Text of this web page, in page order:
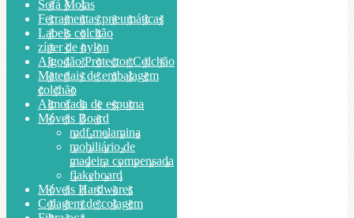
Sofá Molas
Ferramentas pneumáticas
Labels colchão
zíper de nylon
Algodão Protector Colchão
Materiais de embalagem
colchão
Almofada de espuma
Móveis Board
mdf melamina
mobiliário de
madeira compensada
flakeboard
Móveis Hardwares
Colagem de colagem